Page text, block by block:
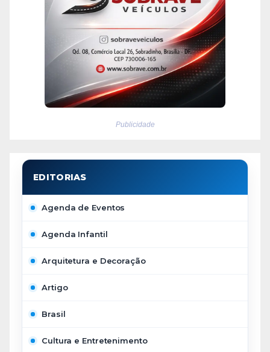
Publicidade
Agenda de Eventos
Agenda Infantil
Arquitetura e Decoração
Artigo
Brasil
Cultura e Entretenimento